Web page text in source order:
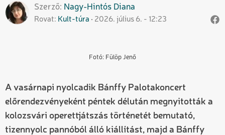
Szerző Nagy-Hintós Diana
Rovat Kult-túra 2026. július 6. - 12:23
Fotó: Fülöp Jenő
A vasárnapi nyolcadik Bánffy Palotakoncert
előrendezvényeként péntek délután megnyitották a
kolozsvári operettjátszás történetét bemutató,
tizennyolc pannóból álló kiállítást, majd a Bánffy